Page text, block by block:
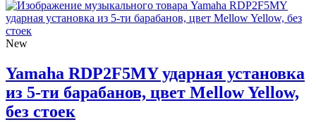
New
Yamaha RDP2F5MY ударная установка
из 5-ти барабанов, цвет Mellow Yellow,
без стоек